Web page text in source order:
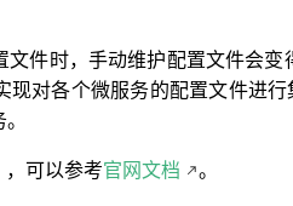
文件时，手动维护配置文件会
现对各个微服务的配置文件进
可以参考官网文档 。